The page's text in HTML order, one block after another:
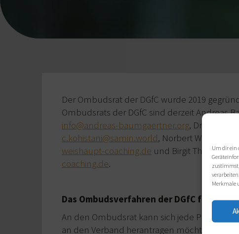
Um dir ein
zustimmst,
Merkmale
Der Ombudsrat der DGfC wurde 2019
Ombudsrats der DGfC sind derzeit Andreas
info@andreas-baumgaertner.org, Dr.
c.kohistani@samin.world, Norbert Weishaupt,
weishaupt-coaching.de und Birgit Thole-
coaching.de.
Das Ombudsverfahren der DGfC folgt
An den Ombudsrat kann sich jede Person
an den Verband herantragen möchte